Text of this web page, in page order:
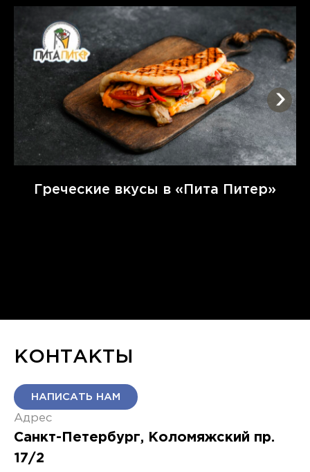
Греческие вкусы в «Пита Питер»
КОНТАКТЫ
НАПИСАТЬ НАМ
Адрес
Санкт-Петербург,
Коломяжский пр.
17/2